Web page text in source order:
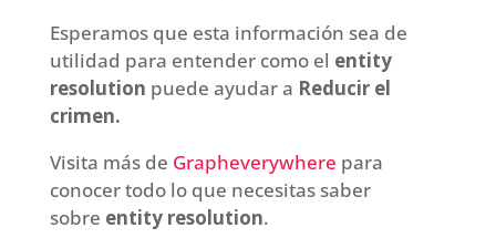
Esperamos que esta información sea de
utilidad para entender como el entity
resolution puede ayudar a Reducir el
crimen.
Visita más de Grapheverywhere para
conocer todo lo que necesitas saber
sobre entity resolution.